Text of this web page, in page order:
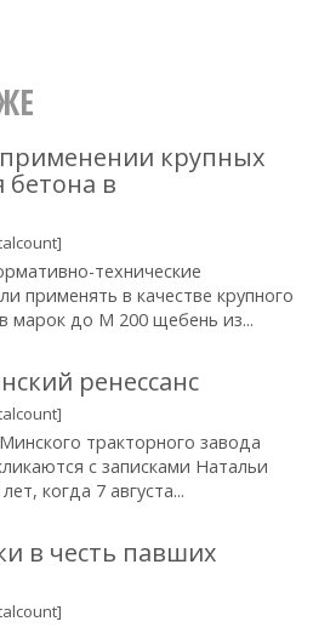
крупных
бетона в
технические
применять в качестве крупного
марок до М 200 щебень из...
ренессанс
тракторного завода
с записками Натальи
когда 7 августа...
в честь павших